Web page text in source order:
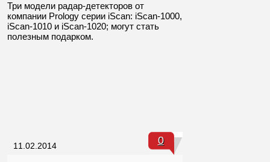
Три модели радар-детекторов от
компании Prology серии iScan: iScan-1000,
iScan-1010 и iScan-1020; могут стать
полезным подарком.
11.02.2014 0